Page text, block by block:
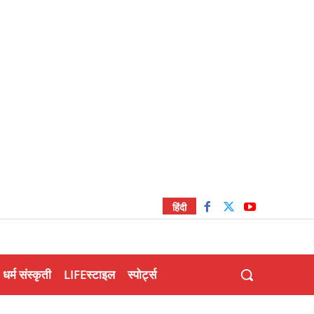
हिंदी
धर्म संस्कृती LIFEस्टाइल स्पोर्ट्स